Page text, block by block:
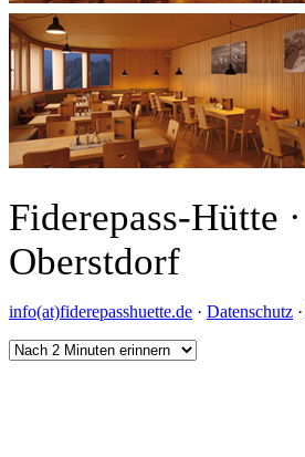
Fiderepass-Hütte
Oberstdorf
info(at)fiderepasshuette.de · Datenschutz ·